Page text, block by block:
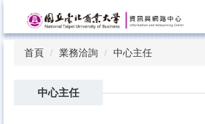
主
首頁 業務洽詢 中心主任
中心主任